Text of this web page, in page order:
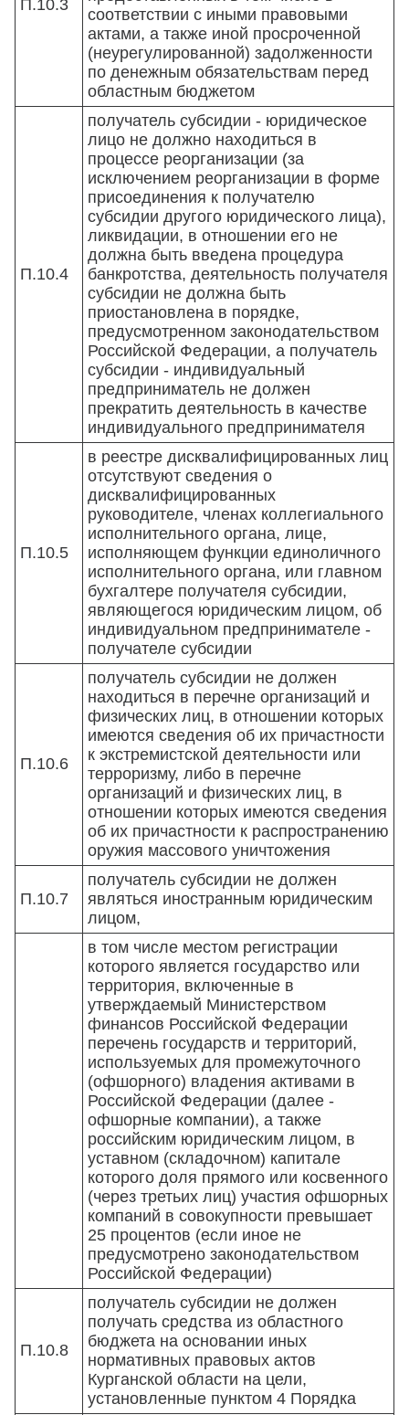
П.10.3
соответствии с иными правовыми
актами, а также иной просроченной
(неурегулированной) задолженности
по денежным обязательствам перед
областным бюджетом
П.10.4
получатель субсидии - юридическое
лицо не должно находиться в
процессе реорганизации (за
исключением реорганизации в форме
присоединения к получателю
субсидии другого юридического лица),
ликвидации, в отношении его не
должна быть введена процедура
банкротства, деятельность получателя
субсидии не должна быть
приостановлена в порядке,
предусмотренном законодательством
Российской Федерации, а получатель
субсидии - индивидуальный
предприниматель не должен
прекратить деятельность в качестве
индивидуального предпринимателя
П.10.5
в реестре дисквалифицированных лиц
отсутствуют сведения о
дисквалифицированных
руководителе, членах коллегиального
исполнительного органа, лице,
исполняющем функции единоличного
исполнительного органа, или главном
бухгалтере получателя субсидии,
являющегося юридическим лицом, об
индивидуальном предпринимателе -
получателе субсидии
П.10.6
получатель субсидии не должен
находиться в перечне организаций и
физических лиц, в отношении которых
имеются сведения об их причастности
к экстремистской деятельности или
терроризму, либо в перечне
организаций и физических лиц, в
отношении которых имеются сведения
об их причастности к распространению
оружия массового уничтожения
П.10.7
получатель субсидии не должен
являться иностранным юридическим
лицом,
в том числе местом регистрации
которого является государство или
территория, включенные в
утверждаемый Министерством
финансов Российской Федерации
перечень государств и территорий,
используемых для промежуточного
(офшорного) владения активами в
Российской Федерации (далее -
офшорные компании), а также
российским юридическим лицом, в
уставном (складочном) капитале
которого доля прямого или косвенного
(через третьих лиц) участия офшорных
компаний в совокупности превышает
25 процентов (если иное не
предусмотрено законодательством
Российской Федерации)
П.10.8
получатель субсидии не должен
получать средства из областного
бюджета на основании иных
нормативных правовых актов
Курганской области на цели,
установленные пунктом 4 Порядка